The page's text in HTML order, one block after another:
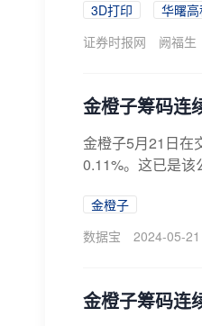
3D打印 华曙
证券时报网
阙福生
金橙子筹码连
金橙子5月21日在
0.11%。这已是该
金橙子
数据宝
2024-05-
金橙子筹码连